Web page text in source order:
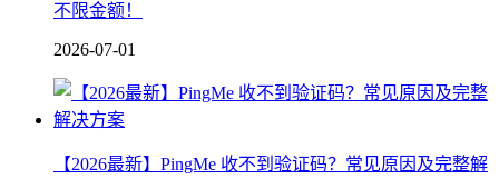
不限金额！
2026-07-01
【2026最新】PingMe 收不到验证码？常见原因及完整解